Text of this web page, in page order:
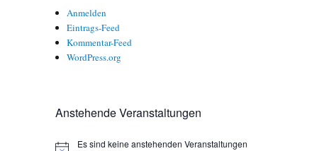
Anmelden
Eintrags-Feed
Kommentar-Feed
WordPress.org
Anstehende Veranstaltungen
Es sind keine anstehenden Veranstaltungen